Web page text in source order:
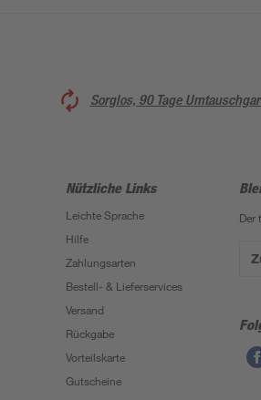
Sorglos, 90 Tage
Nützliche Links
Leichte Sprache
Hilfe
Zahlungsarten
Bestell- & Lieferservices
Versand
Rückgabe
Vorteilskarte
Gutscheine
Der